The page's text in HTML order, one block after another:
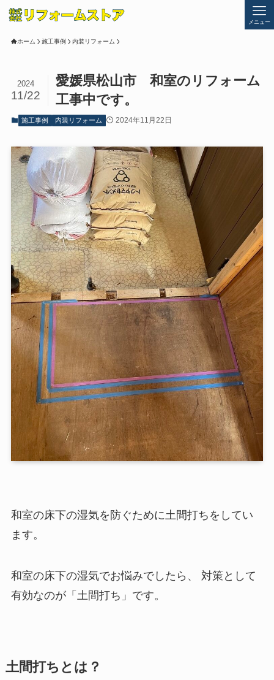
メニュー
ホーム 施工事例 内装リフォーム
愛媛県松山市 和室のリフォーム
工事中です。
2024
11/22
施工事例 内装リフォーム 2024年11月22日
和室の床下の湿気を防ぐために土間打ちをしてい
ます。
和室の床下の湿気でお悩みでしたら、 対策として
有効なのが「土間打ち」です。
土間打ちとは？